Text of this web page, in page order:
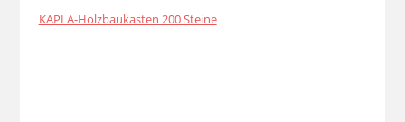
KAPLA-Holzbaukasten 200 Steine